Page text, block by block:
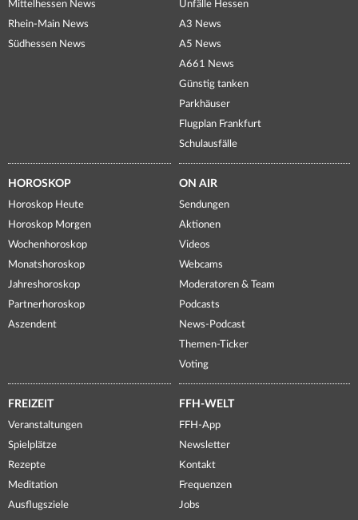
Mittelhessen News
Rhein-Main News
Südhessen News
Unfälle Hessen
A3 News
A5 News
A661 News
Günstig tanken
Parkhäuser
Flugplan Frankfurt
Schulausfälle
HOROSKOP
Horoskop Heute
Horoskop Morgen
Wochenhoroskop
Monatshoroskop
Jahreshoroskop
Partnerhoroskop
Aszendent
ON AIR
Sendungen
Aktionen
Videos
Webcams
Moderatoren & Team
Podcasts
News-Podcast
Themen-Ticker
Voting
FREIZEIT
Veranstaltungen
Spielplätze
Rezepte
Meditation
Ausflugsziele
FFH-WELT
FFH-App
Newsletter
Kontakt
Frequenzen
Jobs